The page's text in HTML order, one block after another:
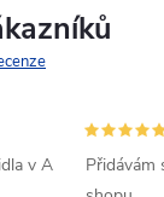
v A
Přidávám